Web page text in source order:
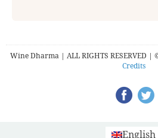
Wine Dharma | ALL RIGHTS RESERVED |
Credits
English